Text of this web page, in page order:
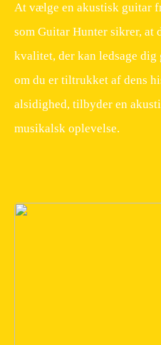
At vælge en akustisk guitar
som Guitar Hunter sikrer, at
kvalitet, der kan ledsage dig
om du er tiltrukket af dens
alsidighed, tilbyder en
musikalsk oplevelse.